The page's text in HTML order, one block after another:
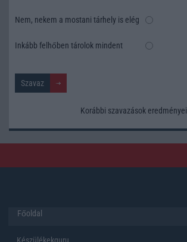
Nem, nekem a mostani tárhely is elég
Inkább felhőben tárolok mindent
Korábbi szavazások eredményei
Főoldal
Készülékekguru